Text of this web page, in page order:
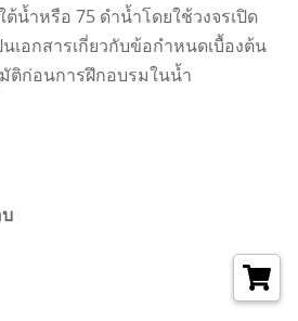
ต้น้ำหรือ 75 ดำน้ำโดยใช้วงจรเปิด
เอกสารเกี่ยวกับข้อกำหนดเบื้องต้น
ติก่อนการฝึกอบรมในน้ำ